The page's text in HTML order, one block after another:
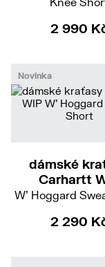
2 990
Novinka
dámské
Carhartt
W' Hoggard
2 290